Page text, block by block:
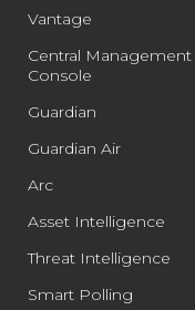
Vantage
Central Management
Console
Guardian
Guardian Air
Arc
Asset Intelligence
Threat Intelligence
Smart Polling